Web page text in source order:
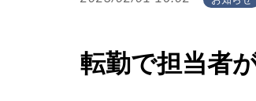
転勤で担当者